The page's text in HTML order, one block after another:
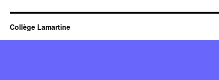
Collège Lamartine